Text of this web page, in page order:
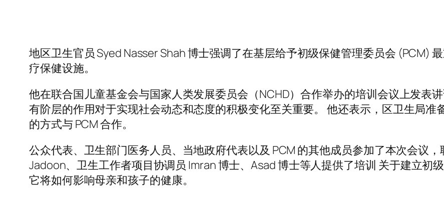
地区卫生官员 Syed Nasser Shah 博士强调了在基层给予初级保健管理委员会 (PCM)
疗保健设施。
他在联合国儿童基金会与国家人类发展委员会（NCHD）合作举办的培训会议上发表
有阶层的作用对于实现社会动态和态度的积极变化至关重要。 他还表示，区卫生局
的方式与 PCM 合作。
公众代表、卫生部门医务人员、当地政府代表以及 PCM 的其他成员参加了本次会议
Jadoon、卫生工作者项目协调员 Imran 博士、Asad 博士等人提供了培训 关于建立初
它将如何影响母亲和孩子的健康。